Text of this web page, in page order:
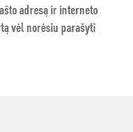
adresą ir interneto
vėl norėsiu parašyti